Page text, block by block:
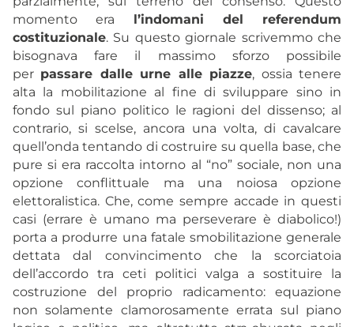
momento era l’indomani del referendum
costituzionale. Su questo giornale scrivemmo che
bisognava fare il massimo sforzo possibile
per passare dalle urne alle piazze, ossia tenere
alta la mobilitazione al fine di sviluppare sino in
fondo sul piano politico le ragioni del dissenso; al
contrario, si scelse, ancora una volta, di cavalcare
quell’onda tentando di costruire su quella base, che
pure si era raccolta intorno al “no” sociale, non una
opzione conflittuale ma una noiosa opzione
elettoralistica. Che, come sempre accade in questi
casi (errare è umano ma perseverare è diabolico!)
porta a produrre una fatale smobilitazione generale
dettata dal convincimento che la scorciatoia
dell’accordo tra ceti politici valga a sostituire la
costruzione del proprio radicamento: equazione
non solamente clamorosamente errata sul piano